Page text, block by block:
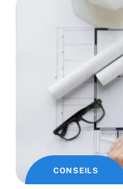
CONSEILS